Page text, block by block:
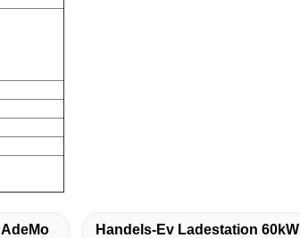
Handels-Ev Ladestation 60kW